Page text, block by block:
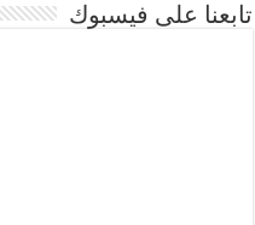
تابعنا على فيسبوك